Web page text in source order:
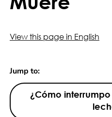
View this page in English
Jump to:
¿Cómo